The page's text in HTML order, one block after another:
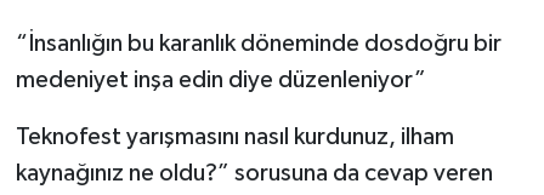
“İnsanlığın bu karanlık döneminde dosdoğru bir
medeniyet inşa edin diye düzenleniyor”
Teknofest yarışmasını nasıl kurdunuz, ilham
kaynağınız ne oldu?” sorusuna da cevap veren